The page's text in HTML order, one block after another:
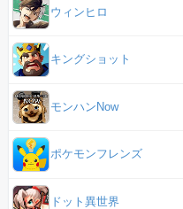
ウィンヒロ
キングショット
モンハンNow
ポケモンフレンズ
ドット異世界